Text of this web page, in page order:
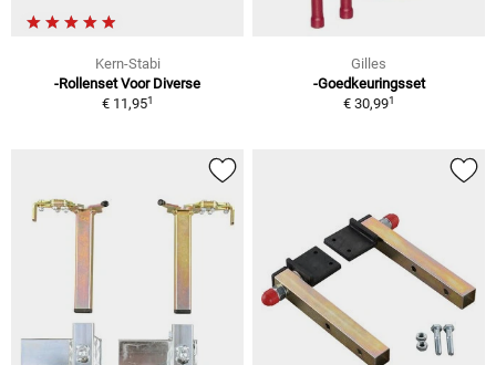
Kern-Stabi
-Rollenset Voor Diverse
€ 11,951
Gilles
-Goedkeuringsset
€ 30,991